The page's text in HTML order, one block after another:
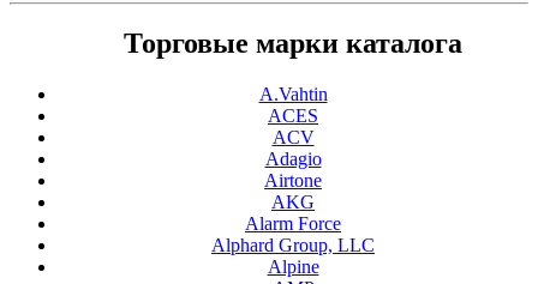
Торговые марки каталога
A.Vahtin
ACES
ACV
Adagio
Airtone
AKG
Alarm Force
Alphard Group, LLC
Alpine